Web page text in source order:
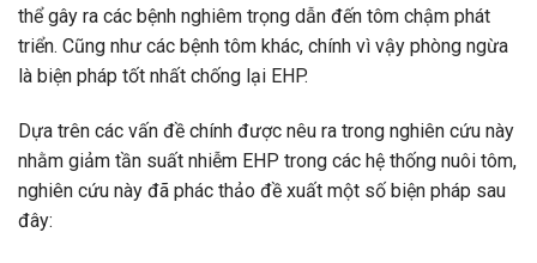
thể gây ra các bệnh nghiêm trọng dẫn đến tôm chậm phát
triển. Cũng như các bệnh tôm khác, chính vì vậy phòng ngừa
là biện pháp tốt nhất chống lại EHP.
Dựa trên các vấn đề chính được nêu ra trong nghiên cứu này
nhằm giảm tần suất nhiễm EHP trong các hệ thống nuôi tôm,
nghiên cứu này đã phác thảo đề xuất một số biện pháp sau
đây: